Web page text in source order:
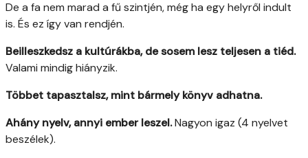
De a fa nem marad a fű szintjén, még ha egy helyről indult
is. És ez így van rendjén.
Beilleszkedsz a kultúrákba, de sosem lesz teljesen a tiéd.
Valami mindig hiányzik.
Többet tapasztalsz, mint bármely könyv adhatna.
Ahány nyelv, annyi ember leszel.Nagyon igaz (4 nyelvet
beszélek).